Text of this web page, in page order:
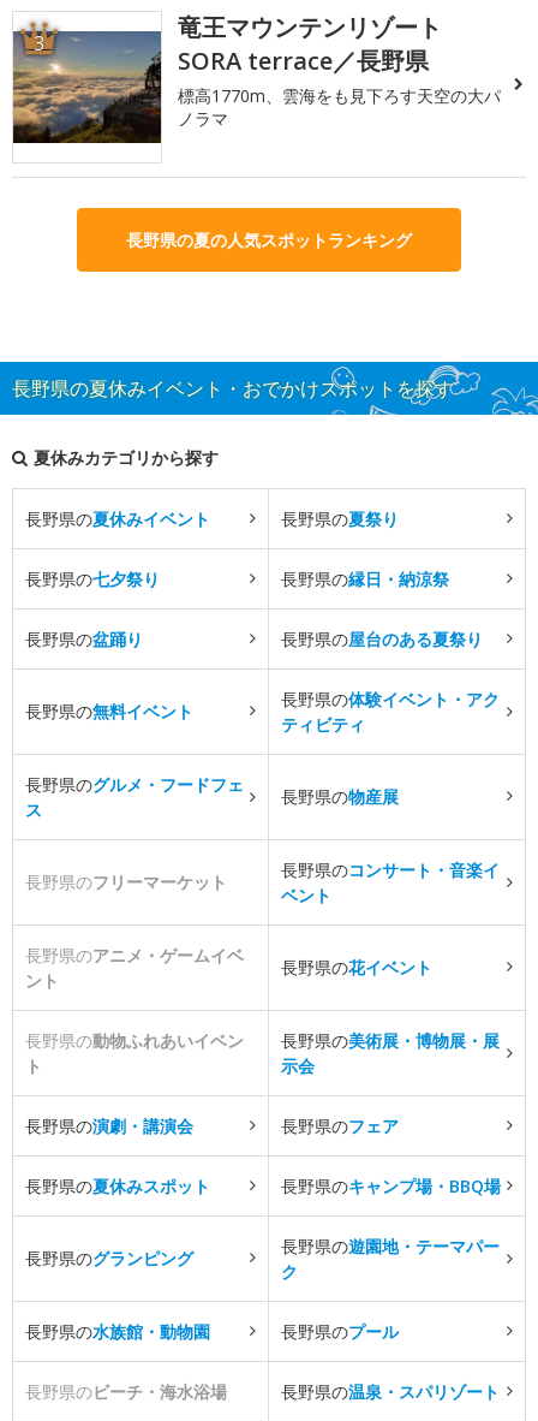
3
竜王マウンテンリゾート
SORA terrace／長野県
標高1770m、雲海をも見下ろす天空の大パ
ノラマ
長野県の夏の人気スポットランキング
長野県の夏休みイベント・おでかけスポットを探す
夏休みカテゴリから探す
長野県の夏休みイベント 長野県の夏祭り
長野県の七夕祭り 長野県の縁日・納涼祭
長野県の盆踊り 長野県の屋台のある夏祭り
長野県の無料イベント
長野県の体験イベント・アク
ティビティ
長野県のグルメ・フードフェ
ス
長野県の物産展
長野県のフリーマーケット
長野県のコンサート・音楽イ
ベント
長野県のアニメ・ゲームイベ
ント
長野県の花イベント
長野県の動物ふれあいイベン
ト
長野県の美術展・博物展・展
示会
長野県の演劇・講演会 長野県のフェア
長野県の夏休みスポット 長野県のキャンプ場・BBQ場
長野県のグランピング
長野県の遊園地・テーマパー
ク
長野県の水族館・動物園 長野県のプール
長野県のビーチ・海水浴場 長野県の温泉・スパリゾート